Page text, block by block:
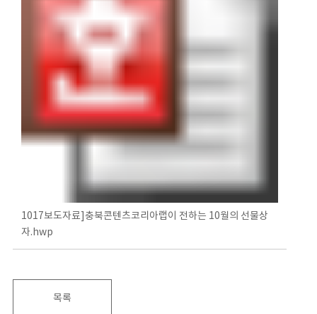
1017보도자료]충북콘텐츠코리아랩이 전하는 10월의 선물상
자.hwp
목록